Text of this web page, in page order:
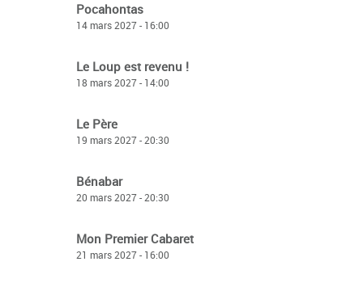
Pocahontas
14 mars 2027 - 16:00
Le Loup est revenu !
18 mars 2027 - 14:00
Le Père
19 mars 2027 - 20:30
Bénabar
20 mars 2027 - 20:30
Mon Premier Cabaret
21 mars 2027 - 16:00